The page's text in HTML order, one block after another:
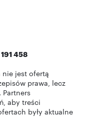
458
nie jest ofertą
prawa, lecz
aby treści
były aktualne